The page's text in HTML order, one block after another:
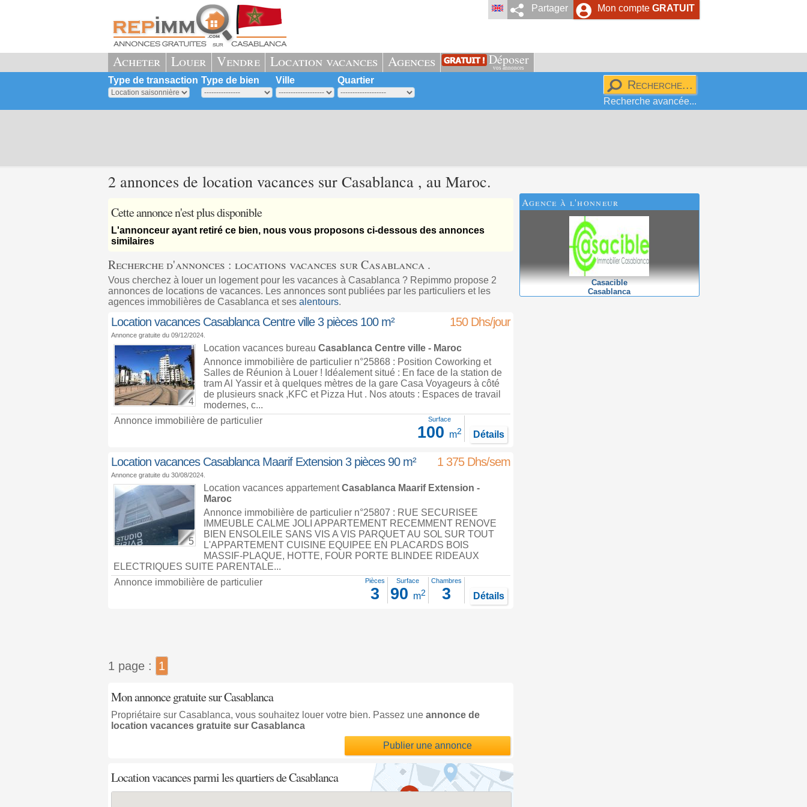
Mon compte GRATUIT
Partager
Acheter Louer Vendre Location vacances Agences Déposer
vos annonces
Type de transaction Type de bien Ville Quartier
Recherche avancée...
2 annonces de location vacances sur Casablanca , au Maroc.
Cette annonce n'est plus disponible
L'annonceur ayant retiré ce bien, nous vous proposons ci-dessous des annonces
similaires
Recherche d'annonces : locations vacances sur Casablanca .
Vous cherchez à louer un logement pour les vacances à Casablanca ? Repimmo propose 2
annonces de locations de vacances. Les annonces sont publiées par les particuliers et les
agences immobilières de Casablanca et ses alentours.
Location vacances Casablanca Centre ville 3 pièces 100 m² 150 Dhs/jour
Annonce gratuite du 09/12/2024.
4
Location vacances bureau CasablancaCentre ville - Maroc
Annonce immobilière de particulier n°25868 : Position Coworking et
Salles de Réunion à Louer ! Idéalement situé : En face de la station de
tram Al Yassir et à quelques mètres de la gare Casa Voyageurs à côté
de plusieurs snack ,KFC et Pizza Hut . Nos atouts : Espaces de travail
modernes, c...
Annonce immobilière de particulier
Surface
100 m2 Détails
Location vacances Casablanca Maarif Extension 3 pièces 90 m² 1 375 Dhs/sem
Annonce gratuite du 30/08/2024.
5
Location vacances appartementCasablancaMaarif Extension -
Maroc
Annonce immobilière de particulier n°25807 : RUE SECURISEE
IMMEUBLE CALME JOLI APPARTEMENT RECEMMENT RENOVE
BIEN ENSOLEILE SANS VIS A VIS PARQUET AU SOL SUR TOUT
L'APPARTEMENT CUISINE EQUIPEE EN PLACARDS BOIS
MASSIF-PLAQUE, HOTTE, FOUR PORTE BLINDEE RIDEAUX
ELECTRIQUES SUITE PARENTALE...
Annonce immobilière de particulier
Pièces
3
Surface
90 m2
Chambres
3 Détails
1 page : 1
Mon annonce gratuite sur Casablanca
Propriétaire sur Casablanca, vous souhaitez louer votre bien. Passez une annonce de
location vacances gratuite sur Casablanca
Publier une annonce
Location vacances parmi les quartiers de Casablanca
Agence à l'honneur
Casacible
Casablanca